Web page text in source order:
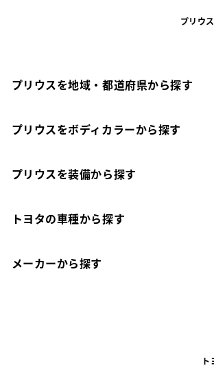
プリウ
プリウスを地域・都道府県から探す
プリウスをボディカラーから探す
プリウスを装備から探す
トヨタの車種から探す
メーカーから探す
ト